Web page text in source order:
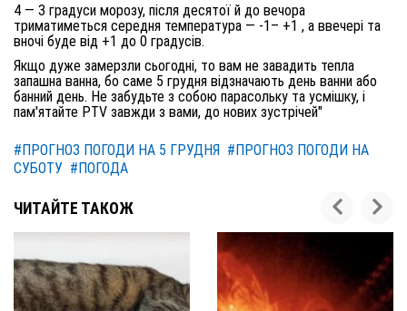
4 — 3 градуси морозу, після десятої й до вечора
триматиметься середня температура — -1– +1 , а ввечері та
вночі буде від +1 до 0 градусів.
Якщо дуже замерзли сьогодні, то вам не завадить тепла
запашна ванна, бо саме 5 грудня відзначають день ванни або
банний день. Не забудьте з собою парасольку та усмішку, і
пам'ятайте PTV завжди з вами, до нових зустрічей"
#ПРОГНОЗ ПОГОДИ НА 5 ГРУДНЯ #ПРОГНОЗ ПОГОДИ НА
СУБОТУ #ПОГОДА
ЧИТАЙТЕ ТАКОЖ